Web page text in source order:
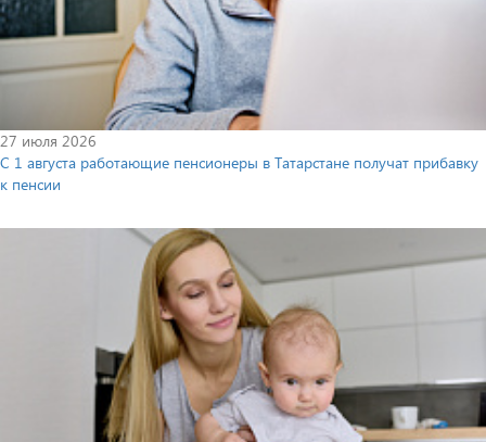
27 июля 2026
С 1 августа работающие пенсионеры в Татарстане получат прибавку
к пенсии